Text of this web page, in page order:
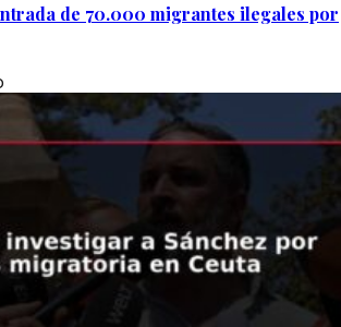
de 70.000 migrantes ilegales por